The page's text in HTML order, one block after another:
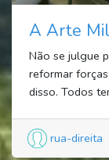
A Arte
Não se julgue
reformar
disso. Todos
rua-direita